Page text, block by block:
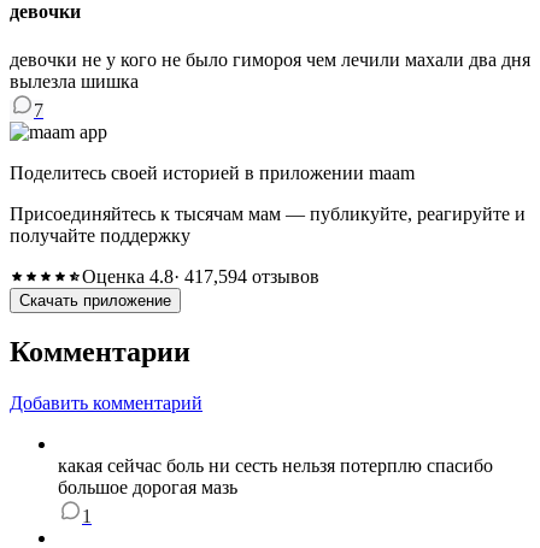
девочки
девочки не у кого не было гимороя чем лечили махали два дня
вылезла шишка
7
Поделитесь своей историей в приложении maam
Присоединяйтесь к тысячам мам — публикуйте, реагируйте и
получайте поддержку
Оценка 4.8· 417,594 отзывов
Скачать приложение
Комментарии
Добавить комментарий
какая сейчас боль ни сесть нельзя потерплю спасибо
большое дорогая мазь
1